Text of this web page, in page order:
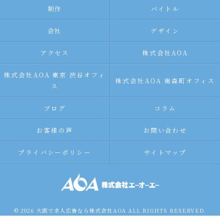
制作 バイトル
会社 デザイン
アクセス 株式会社AOA
株式会社AOA 東京 渋谷オフィ
ス
株式会社AOA 南森町オフィス
ブログ コラム
お客様の声 お問い合わせ
プライバシーポリシー サイトマップ
© 2026 大阪で求人広告なら株式会社AOA ALL RIGHTS RESERVED.